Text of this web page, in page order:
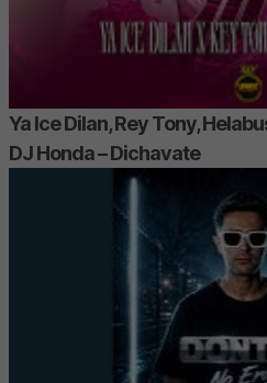
Ya Ice Dilan, Rey Tony,
DJ Honda – Dichavate